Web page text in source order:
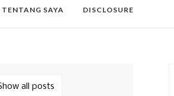
TENTANG SAYA DISCLOSURE
all posts